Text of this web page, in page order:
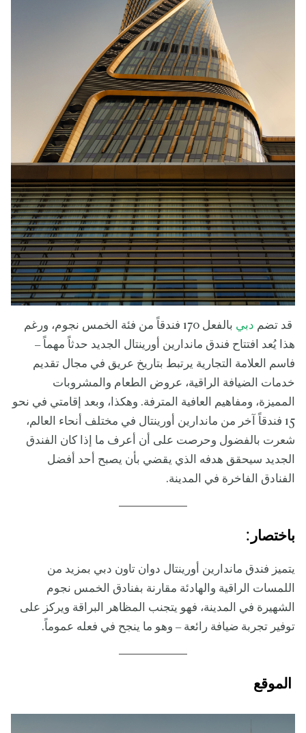
قد تضم دبي
بالفعل 170 فندقاً من فئة الخمس نجوم، ورغم
هذا يُعد افتتاح فندق ماندارين أورينتال الجديد حدثاً مهماً –
فاسم العلامة التجارية يرتبط بتاريخ عريق في مجال تقديم
خدمات الضيافة الراقية، عروض الطعام والمشروبات
المميزة، ومفاهيم العافية المترفة. وهكذا، وبعد إقامتي في نحو
15 فندقاً آخر من ماندارين أورينتال في مختلف أنحاء العالم،
شعرت بالفضول وحرصت على أن أعرف ما إذا كان الفندق
الجديد سيحقق هدفه الذي يقضي بأن يصبح أحد أفضل
الفنادق الفاخرة في المدينة.
باختصار :
يتميز فندق ماندارين أورينتال دوان تاون دبي بمزيد من
اللمسات الراقية والهادئة مقارنة بفنادق الخمس نجوم
الشهيرة في المدينة، فهو يتجنب المظاهر البراقة ويركز على
توفير تجربة ضيافة رائعة – وهو ما ينجح في فعله عموماً.
الموقع